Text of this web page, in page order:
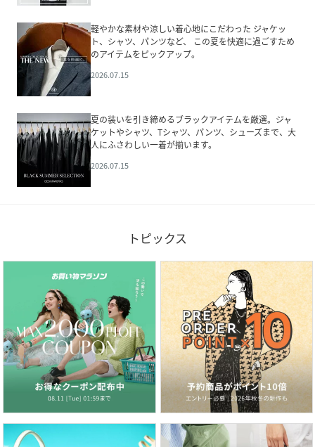
軽やかな素材や涼しい着心地にこだわった ジャケッ
ト、シャツ、パンツなど、 この夏を快適に過ごすため
のアイテムをピックアップ。
2026.07.15
夏の装いを引き締めるブラックアイテムを厳選。ジャ
ケットやシャツ、Tシャツ、パンツ、シューズまで、大
人にふさわしい一着が揃います。
2026.07.15
トピックス